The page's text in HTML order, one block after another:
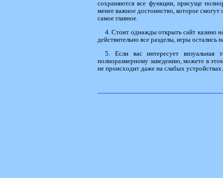
сохраняются все функции, присуще
менее важное достоинство, которое смогут
самое главное.
4. Стоит однажды открыть сайт казино
действительно все разделы, игры остались
5. Если вас интересует визуальная
полноразмерному заведению, можете в
не происходит даже на слабых устройствах.